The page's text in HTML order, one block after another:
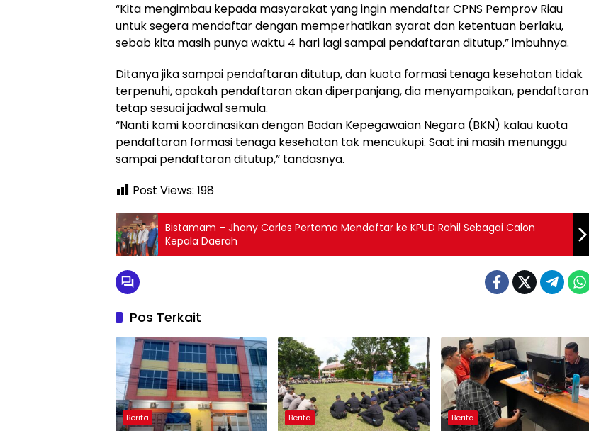
“Kita mengimbau kepada masyarakat yang ingin mendaftar CPNS Pemprov Riau
untuk segera mendaftar dengan memperhatikan syarat dan ketentuan berlaku,
sebab kita masih punya waktu 4 hari lagi sampai pendaftaran ditutup,” imbuhnya.
Ditanya jika sampai pendaftaran ditutup, dan kuota formasi tenaga kesehatan tidak
terpenuhi, apakah pendaftaran akan diperpanjang, dia menyampaikan, pendaftaran
tetap sesuai jadwal semula.
“Nanti kami koordinasikan dengan Badan Kepegawaian Negara (BKN) kalau kuota
pendaftaran formasi tenaga kesehatan tak mencukupi. Saat ini masih menunggu
sampai pendaftaran ditutup,” tandasnya.
Post Views: 198
Bistamam – Jhony Carles Pertama Mendaftar ke KPUD Rohil Sebagai Calon
Kepala Daerah
Pos Terkait
Berita Berita Berita